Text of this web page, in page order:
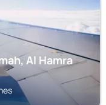
Al Hamra